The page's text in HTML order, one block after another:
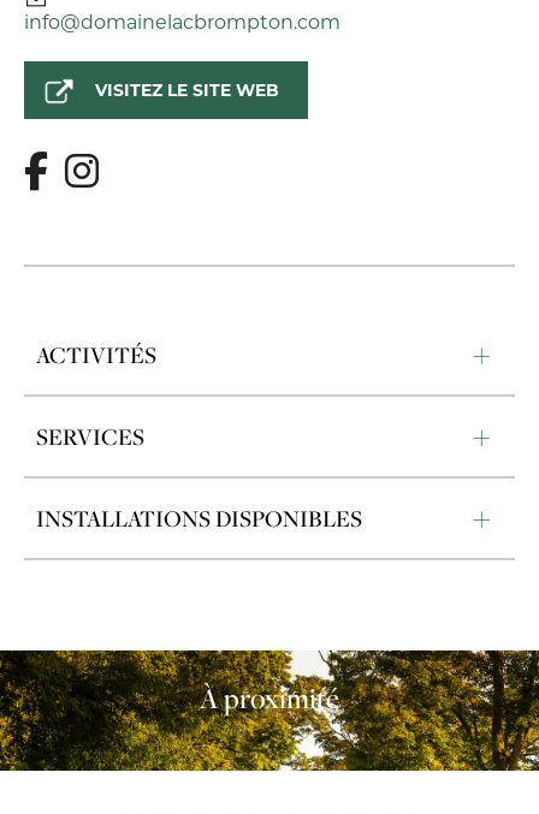
info@domainelacbrompton.com
VISITEZ LE SITE WEB
ACTIVITÉS
SERVICES
INSTALLATIONS DISPONIBLES
À proximité